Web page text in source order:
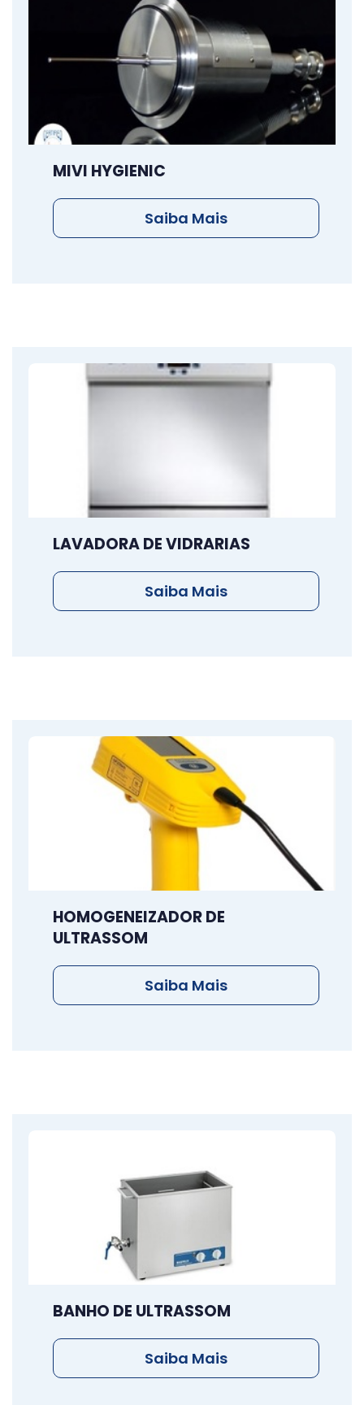
MIVI HYGIENIC
Saiba Mais
LAVADORA DE VIDRARIAS
Saiba Mais
HOMOGENEIZADOR DE
ULTRASSOM
Saiba Mais
BANHO DE ULTRASSOM
Saiba Mais